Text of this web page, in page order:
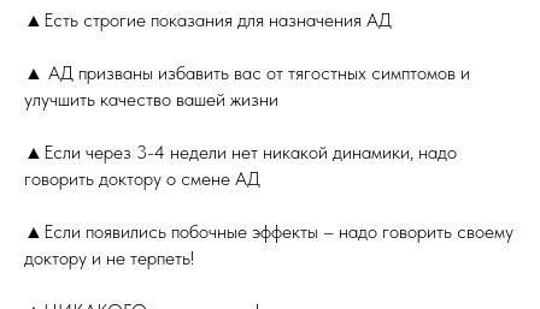
▲Есть строгие показания для назначения АД
▲ АД призваны избавить вас от тягостных симптомов и
улучшить качество вашей жизни
▲Если через 3-4 недели нет никакой динамики, надо
говорить доктору о смене АД
▲Если появились побочные эффекты – надо говорить своему
доктору и не терпеть!